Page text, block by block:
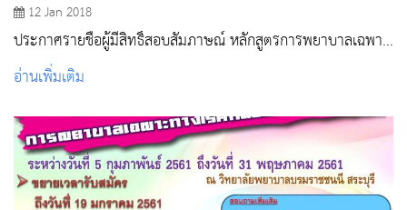
12 Jan 2018
ประกาศรายชื่อผู้มีสิทธิ์สอบสัมภาษณ์ หลักสูตรการพยาบาลเฉพาะ
ทาง สาขาการพยาบาลเฉพาะทางโรคหลอดเลือดสมอง
อ่านเพิ่มเติม